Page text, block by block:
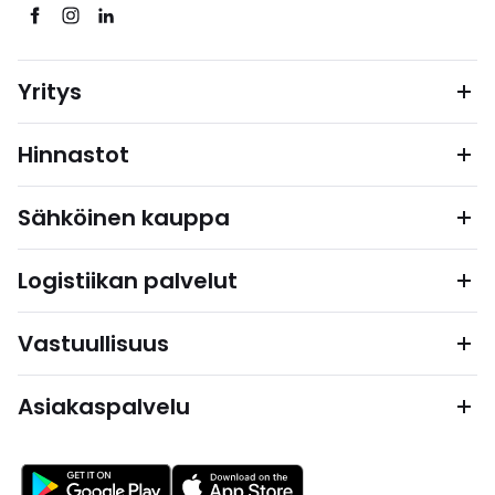
Yritys
Hinnastot
Sähköinen kauppa
Logistiikan palvelut
Vastuullisuus
Asiakaspalvelu